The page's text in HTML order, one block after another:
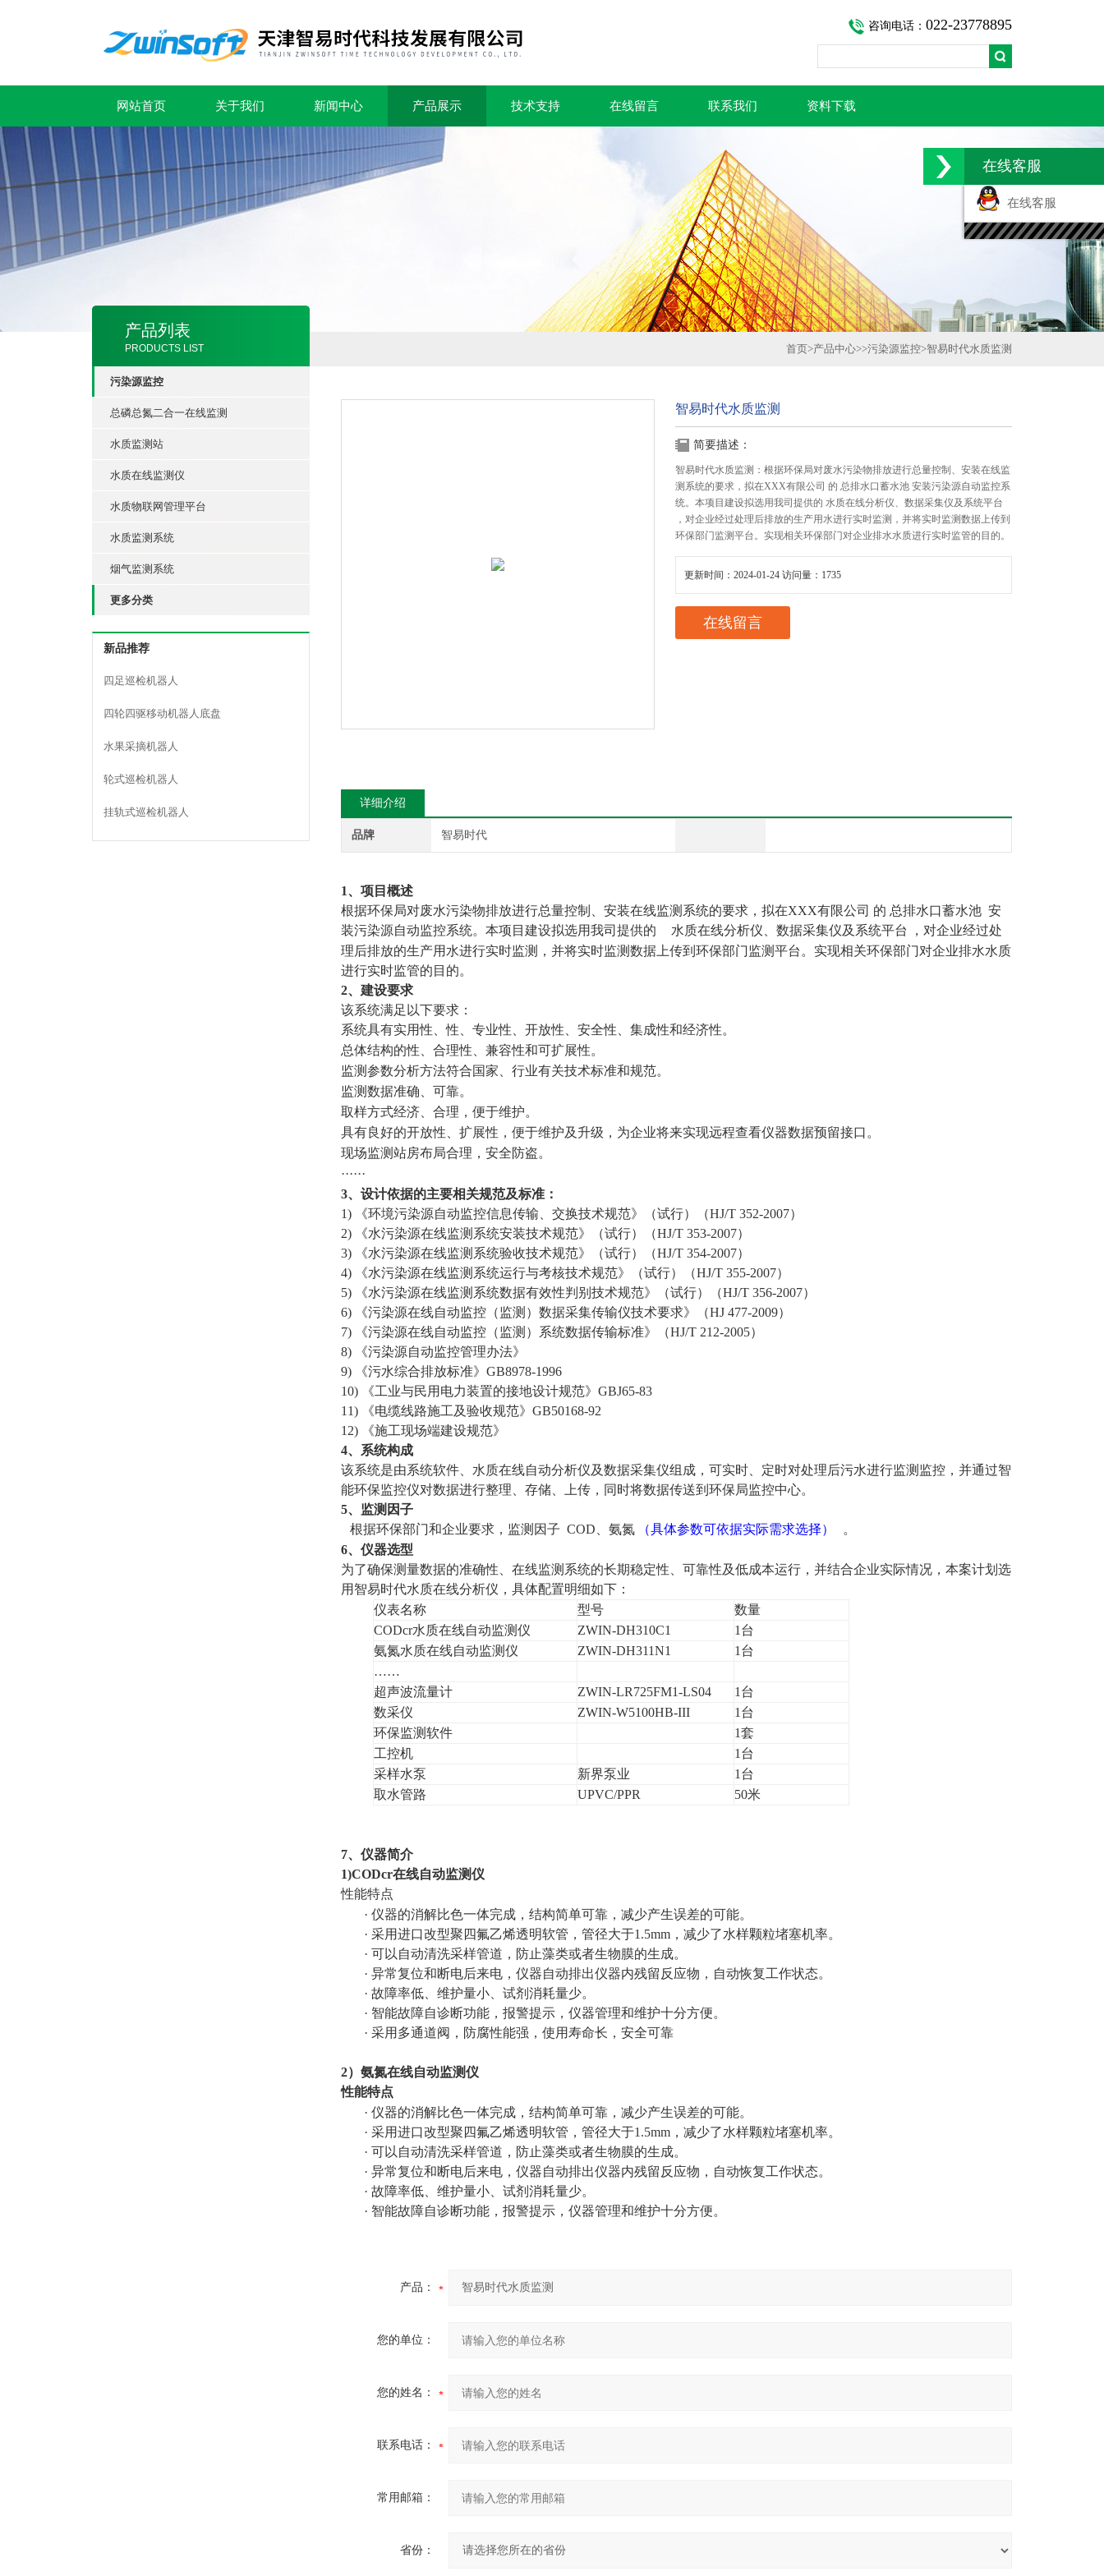
咨询电话： 022-23778895
网站首页 关于我们 新闻中心 产品展示 技术支持 在线留言 联系我们 资料下载
产品列表
PRODUCTS LIST
污染源监控
总磷总氮二合一在线监测
水质监测站
水质在线监测仪
水质物联网管理平台
水质监测系统
烟气监测系统
更多分类
新品推荐
四足巡检机器人
四轮四驱移动机器人底盘
水果采摘机器人
轮式巡检机器人
挂轨式巡检机器人
首页>产品中心>>污染源监控>智易时代水质监测
智易时代水质监测
简要描述：
智易时代水质监测：根据环保局对废水污染物排放进行总量控制、安装在线监
测系统的要求，拟在XXX有限公司 的 总排水口蓄水池 安装污染源自动监控系
统。本项目建设拟选用我司提供的 水质在线分析仪、数据采集仪及系统平台
，对企业经过处理后排放的生产用水进行实时监测，并将实时监测数据上传到
环保部门监测平台。实现相关环保部门对企业排水水质进行实时监管的目的。
更新时间：2024-01-24 访问量：1735
在线留言
详细介绍
品牌 智易时代
1、 项目概述
根据环保局对废水污染物排放进行总量控制、安装在线监测系统的要求，拟在XXX有限公司 的 总排水口蓄水池 安
装污染源自动监控系统。本项目建设拟选用我司 提供的 水质在线分析仪、 数据采集仪及系统平台
，对企业经过处
理后排放的生产用水进行实时监测，并将实时监测数据上传到环保部门监测平台。实现相关环保部门对企业排水水质
进行实时监管的目的。
2、 建设要求
该系统满足 以下要求：
系统具有实用性、性、专业性、开放性、安全性、集成性和经济性。
总体结构的性、合理性、兼容性和可扩展性。
监测参数分析方法符合国家、行业有关技术标准和规范。
监测数据准确、可靠。
取样方式经济、合理，便于维护。
具有良好的开放性、扩展性，便于维护及升级，为企业将来实现远程查看仪器数据预留接口。
现场监测站房布局合理，安全防盗。
······
3、 设计依据的主要相关规范及标准：
1) 《环境污染源自动监控信息传输、交换技术规范》（试行）（HJ/T 352-2007）
2) 《水污染源在线监测系统安装技术规范》（试行）（HJ/T 353-2007）
3) 《水污染源在线监测系统验收技术规范》（试行）（HJ/T 354-2007）
4) 《水污染源在线监测系统运行与考核技术规范》（试行）（HJ/T 355-2007）
5) 《水污染源在线监测系统数据有效性判别技术规范》（试行）（HJ/T 356-2007）
6) 《污染源在线自动监控（监测）数据采集传输仪技术要求》（HJ 477-2009）
7) 《污染源在线自动监控（监测）系统数据传输标准》（HJ/T 212-2005）
8) 《污染源自动监控管理办法》
9) 《污水综合排放标准》GB8978-1996
10) 《工业与民用电力装置的接地设计规范》GBJ65-83
11) 《电缆线路施工及验收规范》GB50168-92
12) 《施工现场端建设规范》
4、 系统构成
该系统是由系统软件、 水质在线自动分析仪及数据采集仪组成，可实时、定时对处理后污水进行监测监控，并通过智
能环保监控仪对数据进行整理、存储、上传，同时将数据传送到环保局监控中心。
5、 监测因子
根据环保部门和企业要求，监测因子 COD、氨氮 （具体参数可依据实际需求选择）
。
6、 仪器选型
为了确保测量数据的准确性、在线监测系统的长期稳定性、可靠性及低成本运行，并结合企业实际情况，本案计划选
用 智易时代水质在线分析仪 ，具体配置明细如下：
仪表名称
型号
数量
CODcr水质在线自动监测仪
ZWIN-DH310C1
1台
氨氮水质在线自动监测仪
ZWIN-DH311N1
1台
……
超声波流量计
ZWIN-LR725FM1-LS04
1台
数采仪
ZWIN-W5100HB-III
1台
环保监测软件
1套
工控机
1台
采样水泵
新界泵业
1台
取水管路
UPVC/PPR 50米
7、 仪器简介
1)CODcr在线自动监测仪
性能特点
· 仪器的消解比色一体完成，结构简单可靠，减少产生误差的可能。
· 采用进口改型聚四氟乙烯透明软管，管径大于1.5mm，减少了水样颗粒堵塞机率。
· 可以自动清洗采样管道，防止藻类或者生物膜的生成。
· 异常复位和断电后来电，仪器自动排出仪器内残留反应物，自动恢复工作状态。
· 故障率低、维护量小、试剂消耗量少。
· 智能故障自诊断功能，报警提示，仪器管理和维护十分方便。
· 采用多通道阀，防腐性能强，使用寿命长，安全可靠
2） 氨氮在线自动监测仪
性能特点
· 仪器的消解比色一体完成，结构简单可靠，减少产生误差的可能。
· 采用进口改型聚四氟乙烯透明软管，管径大于1.5mm，减少了水样颗粒堵塞机率。
· 可以自动清洗采样管道，防止藻类或者生物膜的生成。
· 异常复位和断电后来电，仪器自动排出仪器内残留反应物，自动恢复工作状态。
· 故障率低、维护量小、试剂消耗量少。
· 智能故障自诊断功能，报警提示，仪器管理和维护十分方便。
产品：
您的单位：
您的姓名：
联系电话：
常用邮箱：
省份：
在线客服
在线客服